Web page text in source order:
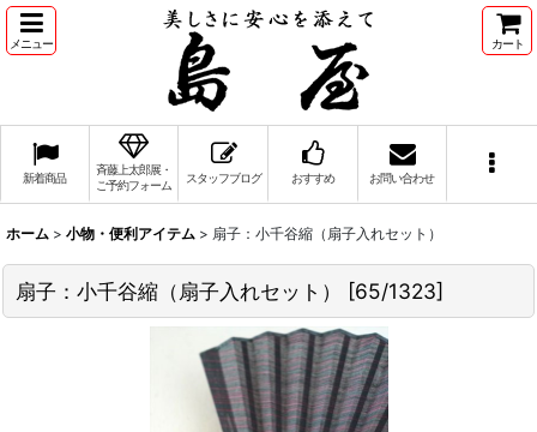
メニュー カート
新着商品
斉藤上太郎展・
ご予約フォーム
スタッフブログ おすすめ お問い合わせ
ホーム > 小物・便利アイテム > 扇子：小千谷縮（扇子入れセット）
扇子：小千谷縮（扇子入れセット） [65/1323]